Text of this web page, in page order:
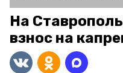
На
взнос на